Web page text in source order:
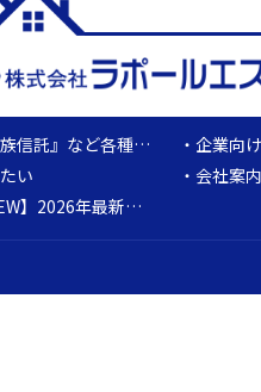
託』など各種取扱業務のご案内 企業向
い
会社案内
2026年最新版 東京マーケットレポート